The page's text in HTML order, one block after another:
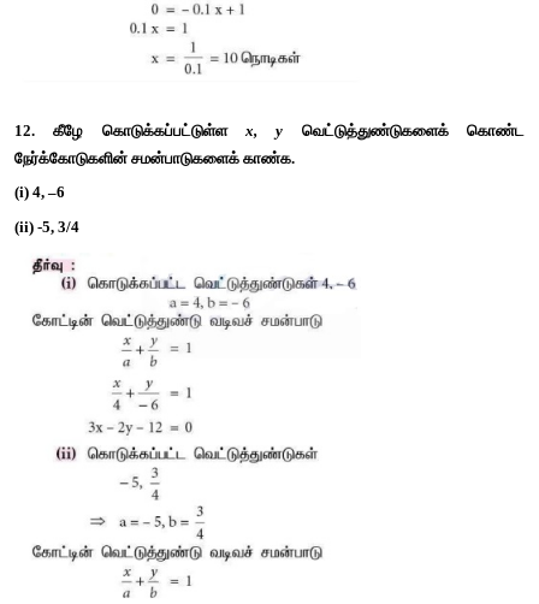
10. (-1,2) என்ற புள்ளி வழி செல்வதும், சாய்வு -5/4
சமன்பாட்டைக் காண்க.